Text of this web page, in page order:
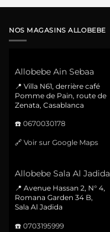
NOS MAGASINS ALLOBEBE
Allobebe Ain Sebaa
📍 Villa N61, derrière café
Pomme de Pain, route de
Zenata, Casablanca
☎️ 0670030178
🔗 Voir sur Google Maps
Allobebe Sala Al Jadida
📍 Avenue Hassan 2, N° 4,
Romana Garden 34 B,
Sala Al Jadida
☎️ 0703195999